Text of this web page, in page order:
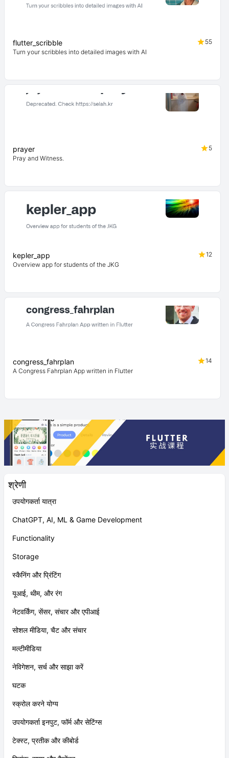
श्रेणी
उपयोगकर्ता यात्रा
ChatGPT, AI, ML & Game Development
Functionality
Storage
स्कैनिंग और प्रिंटिंग
यूआई, थीम, और रंग
नेटवर्किंग, सेंसर, संचार और एपीआई
सोशल मीडिया, चैट और संचार
मल्टीमीडिया
नेविगेशन, सर्च और साझा करें
घटक
स्क्रोल करने योग्य
उपयोगकर्ता इनपुट, फॉर्म और सेटिंग्स
टेक्स्ट, प्रतीक और कीबोर्ड
flutter_scribble
55
Turn your scribbles into detailed images with AI
prayer
5
Pray and Witness.
kepler_app
12
Overview app for students of the JKG
congress_fahrplan
14
A Congress Fahrplan App written in Flutter